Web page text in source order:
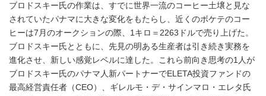
ブロドスキー氏の作業は、すでに世界一流のコーヒー土壌と見な
されていたパナマに大きな変化をもたらし、近くのボケテのコー
ヒーは7月のオークションの際、1キロ＝2263ドルで売り上げた。
ブロドスキー氏とともに、先見の明ある生産者は引き続き実務を
進化させ、新しい感覚レベルに達した。これら前向き思考の1人が
ブロドスキー氏のパナマ人新パートナーでELETA投資ファンドの
最高経営責任者（CEO）、ギレルモ・デ・サインマロ・エレタ氏